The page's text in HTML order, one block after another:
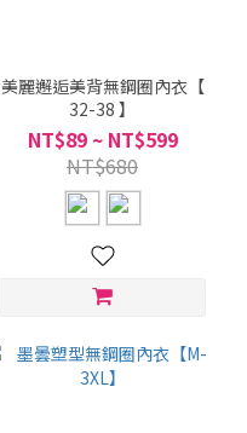
美麗邂逅美背無鋼圈內衣【
32-38 】
NT$89 ~ NT$599
NT$680